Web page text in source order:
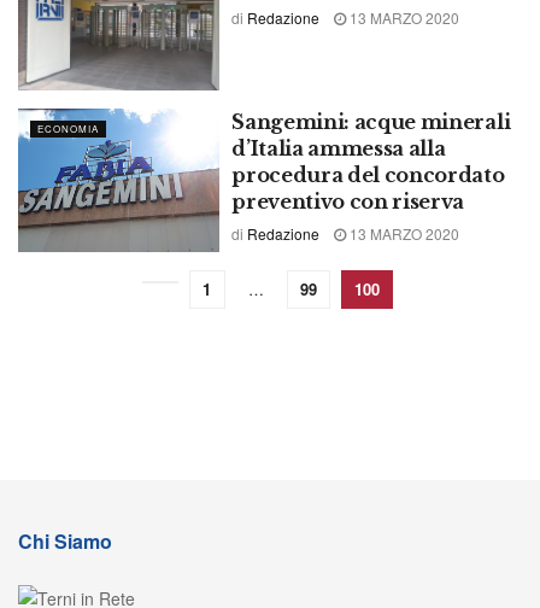
di Redazione 13 MARZO 2020
ECONOMIA
Sangemini: acque minerali
d’Italia ammessa alla
procedura del concordato
preventivo con riserva
di Redazione 13 MARZO 2020
1 … 99 100
Chi Siamo